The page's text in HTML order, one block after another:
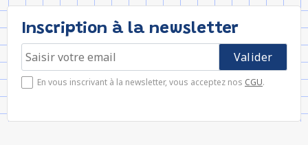
Inscription à la newsletter
En vous inscrivant à la newsletter, vous acceptez nos CGU.